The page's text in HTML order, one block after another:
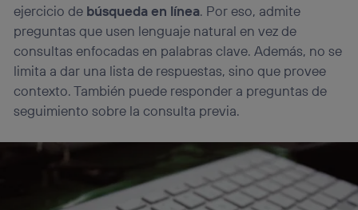
ejercicio de búsqueda en línea. Por eso, admite
preguntas que usen lenguaje natural en vez de
consultas enfocadas en palabras clave. Además, no se
limita a dar una lista de respuestas, sino que provee
contexto. También puede responder a preguntas de
seguimiento sobre la consulta previa.